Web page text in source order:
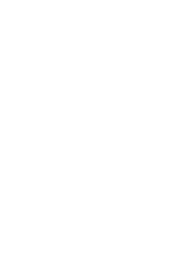
价格优势（国补后3999